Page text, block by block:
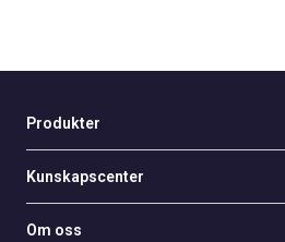
Produkter
Kunskapscenter
Om oss